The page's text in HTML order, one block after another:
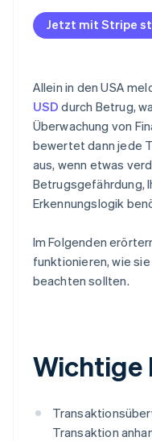
Analyse und
Wie viel
Wie hoch ist die
Wie geht der
Jetzt mit Stripe
Allein in den USA
USD durch Betrug,
Überwachung von
bewertet dann jede
aus, wenn etwas
Betrugsgefährdung,
Erkennungslogik
Im Folgenden
funktionieren, wie
beachten sollten.
Wichtige
Transaktion